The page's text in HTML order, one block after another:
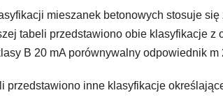
mieszanek betonowych stosuje się
tabeli przedstawiono obie klasyfikacje z
B 20 mA porównywalny odpowiednik m
przedstawiono inne klasyfikacje